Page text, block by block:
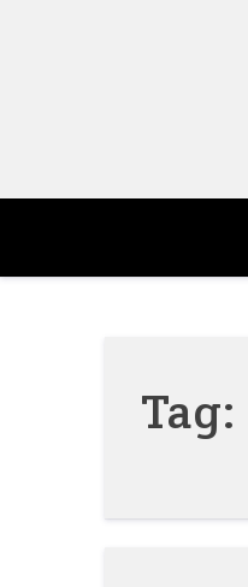
Tag: